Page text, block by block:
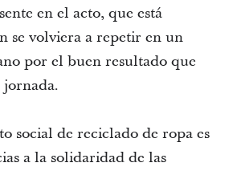
en el acto, que está
se volviera a repetir en un
por el buen resultado que
jornada.
social de reciclado de ropa es
a la solidaridad de las